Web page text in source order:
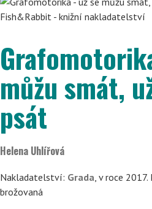
můžu smát,
psát
Helena Uhlířová
Nakladatelství: Grada, v roce
brožovaná